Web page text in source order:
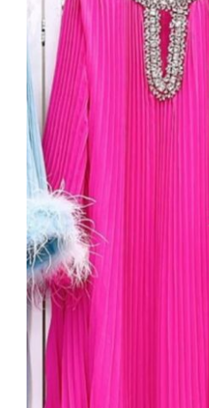
Taş Yaka Detaylı
Elbise – Tüy